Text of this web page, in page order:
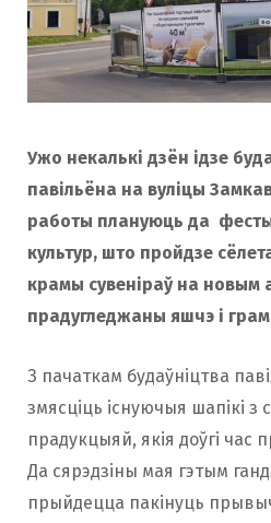
Ужо некалькі дзён ідзе
павільёна на вуліцы
работы плануюць да
культур, што пройдзе
крамы сувеніраў на новым
прадугледжаны яшчэ і
З пачаткам будаўніцтва
змясціць існуючыя шапікі з
прадукцыяй, якія доўгі
Да сярэдзіны мая гэтым
прыйдецца пакінуць